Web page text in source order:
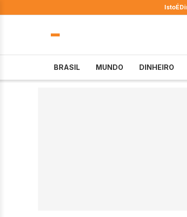
IstoÉ
BRASIL MUNDO DINHEIRO